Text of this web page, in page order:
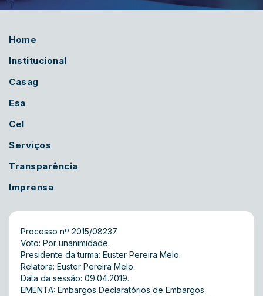
Home
Institucional
Casag
Esa
Cel
Serviços
Transparência
Imprensa
Processo nº 2015/08237.
Voto: Por unanimidade.
Presidente da turma: Euster Pereira Melo.
Relatora: Euster Pereira Melo.
Data da sessão: 09.04.2019.
EMENTA: Embargos Declaratórios de Embargos